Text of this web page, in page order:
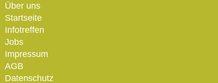
Über uns
Startseite
Infotreffen
Jobs
Impressum
AGB
Datenschutz